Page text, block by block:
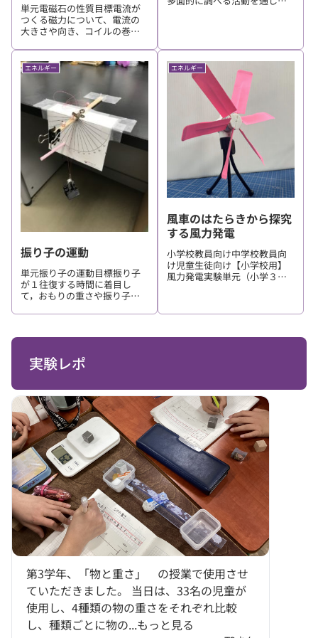
単元電磁石の性質目標電流が
つくる磁力について、電流の
大きさや向き、コイルの巻き
条件を制御しながら調べる活
動を通して、電磁石の強さは
電流の大きさや導線の巻き数
によって変わることをを理解
することができる。 準備:材料
名...
路カードなど 資料: 印刷資料
エネルギー
振り子の運動
単元振り子の運動目標振り子
が１往復する時間に着目し
て，おもりの重さや振り子の
ら，振り子の運動の規則性を
についての理解を図り，観
身に付けることができる。 準
備:材料...
エネルギー
風車のはたらきから探究
する風力発電
小学校教員向け中学校教員向
け児童生徒向け【小学校用】
風力発電実験単元（小学３
年）風の力の大きさを変える
実験レポ
第3学年、「物と重さ」 の授業で使用させ
ていただきました。 当日は、33名の児童が
使用し、4種類の物の重さをそれぞれ比較
し、種類ごとに物の...もっと見る